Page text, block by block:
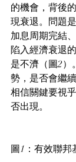
的機會，背後
現衰退。問題
加息周期完結
陷入經濟衰退
是不濟（圖2）
勢，是否會繼
相信關鍵要視
否出現。
圖1：有效聯